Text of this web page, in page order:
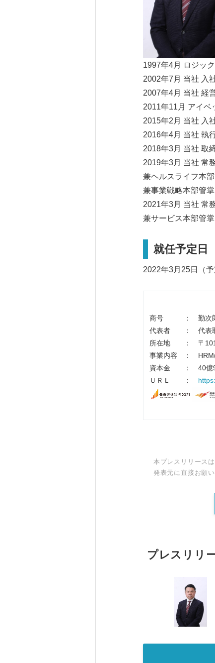
1997年4月 ロジッ
2002年7月 当社 入
2007年4月 当社 経
2011年11月 アイベ
2015年2月 当社 入
2016年4月 当社 執
2018年3月 当社 取
2019年3月 当社 常
兼ヘルスライフ本
兼事業戦略本部管
2021年3月 当社 常
兼サービス本部管掌
就任予定日
2022年3月25日（予
商号 ： 勤次郎
代表者 ： 代表
所在地 ： 〒101-
事業内容 ：
資本金 ： 40億
ＵＲＬ ：
本プレスリリース
発表元に直接お願い
プレスリリ